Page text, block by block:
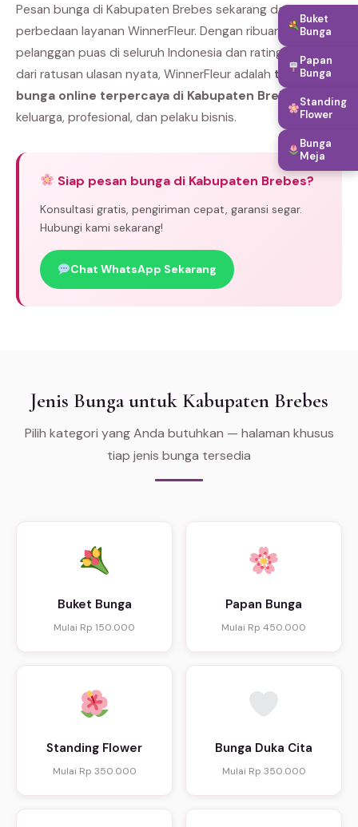
Pesan bunga di Kabupaten Brebes sekarang dan rasakan
perbedaan layanan WinnerFleur. Dengan ribuan
pelanggan puas di seluruh Indonesia dan rating bintang 5
dari ratusan ulasan nyata, WinnerFleur adalah toko
bunga online terpercaya di Kabupaten Brebespilihan
keluarga, profesional, dan pelaku bisnis.
Siap pesan bunga di Kabupaten Brebes?
Konsultasi gratis, pengiriman cepat, garansi segar.
Hubungi kami sekarang!
Chat WhatsApp Sekarang
Jenis Bunga untuk Kabupaten Brebes
Pilih kategori yang Anda butuhkan — halaman khusus
tiap jenis bunga tersedia
Buket Bunga
Mulai Rp 150.000
Papan Bunga
Mulai Rp 450.000
Standing Flower
Mulai Rp 350.000
Bunga Duka Cita
Mulai Rp 350.000
Buket
Bunga
Papan
Bunga
Standing
Flower
Bunga
Meja